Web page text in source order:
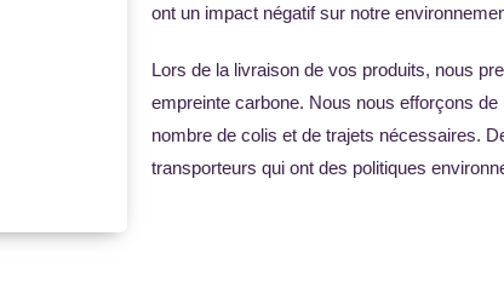
ont un impact négatif sur notre
Lors de la livraison de vos produits, nous
empreinte carbone. Nous nous efforçons
nombre de colis et de trajets nécessaires.
transporteurs qui ont des politiques